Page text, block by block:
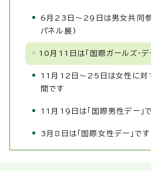
6月23日～29日は男女共同参
パネル展)
10月11日は「国際ガールズ・デ
11月12日～25日は女性に対
間です
11月19日は「国際男性デー」
3月8日は「国際女性デー」です